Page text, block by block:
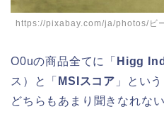
https://pixabay.com/ja/photos/ビ
O0uの商品全てに「 Higg
ス）と「 MSIスコア 」とい
どちらもあまり聞きなれな